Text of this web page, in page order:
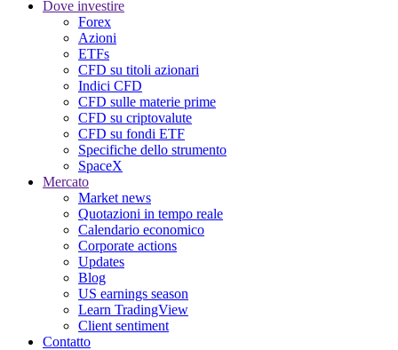
Dove investire
Forex
Azioni
ETFs
CFD su titoli azionari
Indici CFD
CFD sulle materie prime
CFD su criptovalute
CFD su fondi ETF
Specifiche dello strumento
SpaceX
Mercato
Market news
Quotazioni in tempo reale
Calendario economico
Corporate actions
Updates
Blog
US earnings season
Learn TradingView
Client sentiment
Contatto